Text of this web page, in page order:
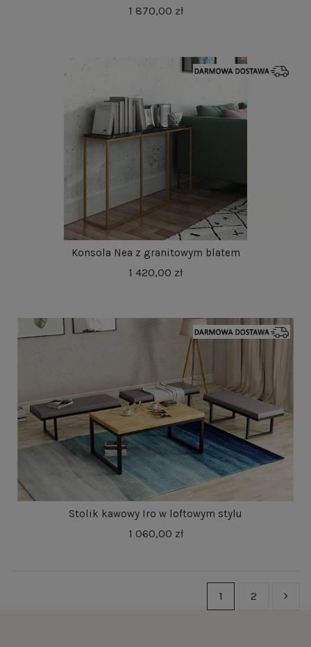
1 870,00 zł
Konsola Nea z granitowym blatem
1 420,00 zł
Stolik kawowy Iro w loftowym stylu
1 060,00 zł
1 2